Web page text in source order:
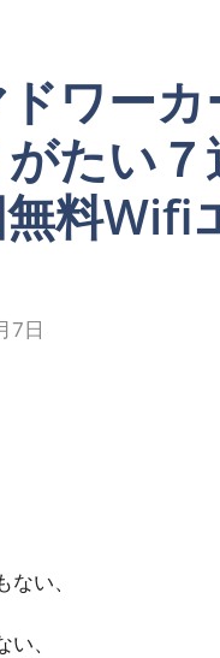
ワーカ
たい７
料Wifi
7日
い、
、